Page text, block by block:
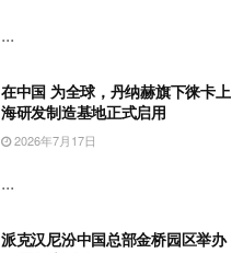
...
在中国 为全球，丹纳赫旗下徕卡上
海研发制造基地正式启用
2026年7月17日
...
派克汉尼汾中国总部金桥园区举办